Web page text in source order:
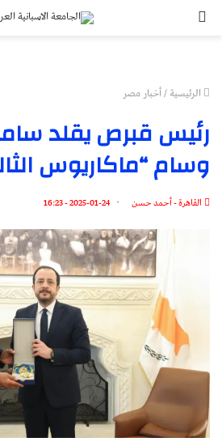
الرئيسية/أخبار مصر
رئيس قبرص يقلد
وسام “ماكاريوس
القاهرة - أحمد حسن 2025-01-24 - 16:23